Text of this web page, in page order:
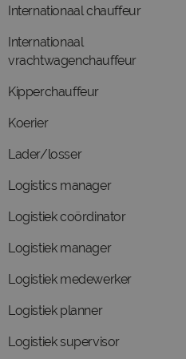
Internationaal chauffeur
Internationaal
vrachtwagenchauffeur
Kipperchauffeur
Koerier
Lader/losser
Logistics manager
Logistiek coördinator
Logistiek manager
Logistiek medewerker
Logistiek planner
Logistiek supervisor